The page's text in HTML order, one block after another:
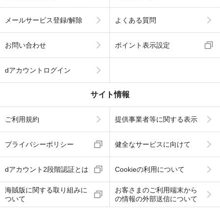
メールサービス登録/解除 よくある質問
お問い合わせ ポイント表示設定
dアカウントログイン
サイト情報
ご利用規約 提供事業者等に関する表示
プライバシーポリシー 健全なサービスに向けて
dアカウント2段階認証とは Cookieの利用について
海賊版に関する取り組みに
ついて
お客さまのご利用端末から
の情報の外部送信について